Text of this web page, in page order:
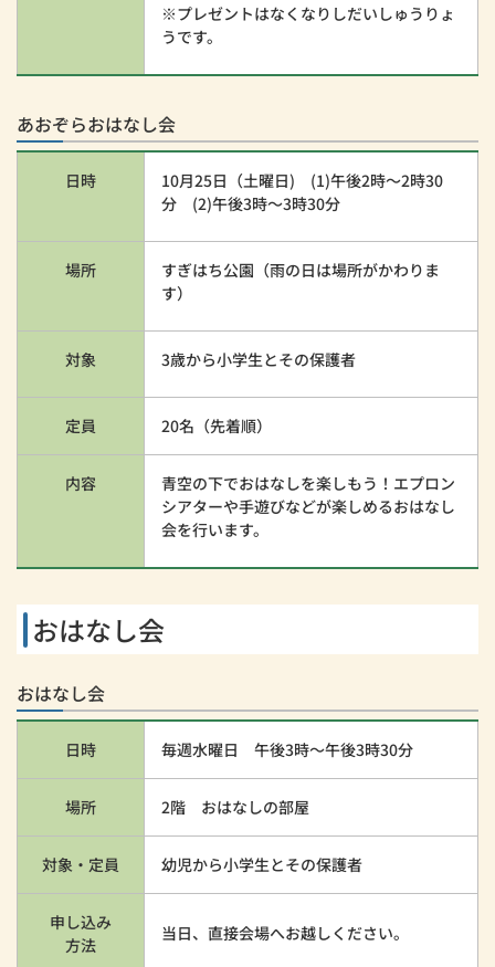
※プレゼントはなくなりしだいしゅうりょ
うです。
あおぞらおはなし会
日時
10月25日（土曜日) (1)午後2時～2時30
分 (2)午後3時～3時30分
場所
すぎはち公園（雨の日は場所がかわりま
す）
対象 3歳から小学生とその保護者
定員 20名（先着順）
内容
青空の下でおはなしを楽しもう！エプロン
シアターや手遊びなどが楽しめるおはなし
会を行います。
おはなし会
おはなし会
日時 毎週水曜日 午後3時～午後3時30分
場所 2階 おはなしの部屋
対象・定員 幼児から小学生とその保護者
申し込み
方法
当日、直接会場へお越しください。